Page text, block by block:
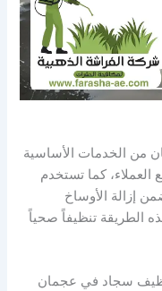
من الخدمات الأساسية
العملاء، كما تستخدم
إزالة الأوساخ
الطريقة تنظيفاً صحياً
تنظيف سجاد في عجمان